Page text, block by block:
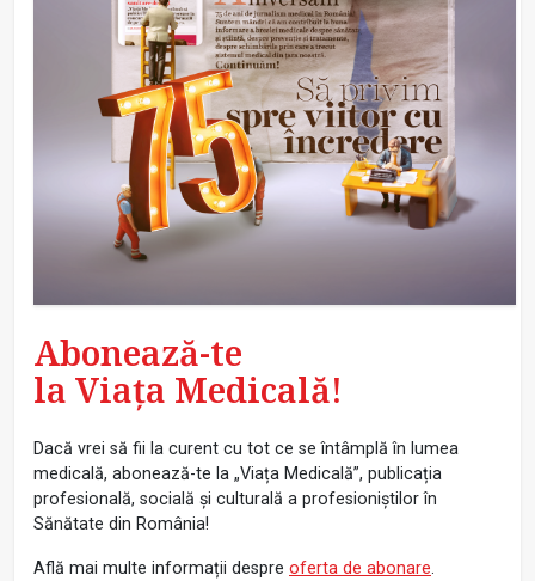
Abonează-te
la Viața Medicală!
Dacă vrei să fii la curent cu tot ce se întâmplă în lumea
medicală, abonează-te la „Viața Medicală”, publicația
profesională, socială și culturală a profesioniștilor în
Sănătate din România!
Află mai multe informații despre oferta de abonare.